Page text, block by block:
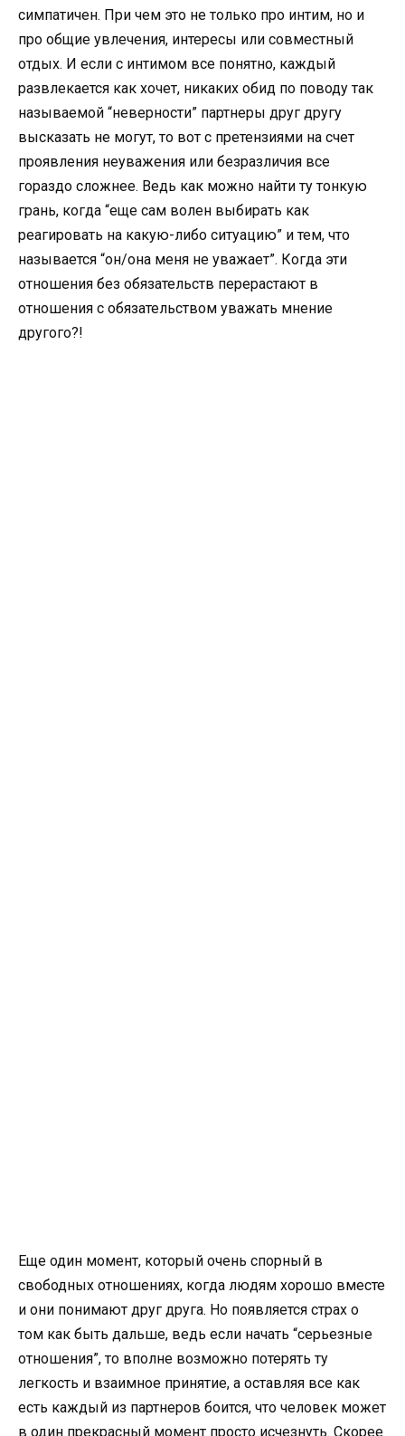
симпатичен. При чем это не только про интим, но и
про общие увлечения, интересы или совместный
отдых. И если с интимом все понятно, каждый
развлекается как хочет, никаких обид по поводу так
называемой “неверности” партнеры друг другу
высказать не могут, то вот с претензиями на счет
проявления неуважения или безразличия все
гораздо сложнее. Ведь как можно найти ту тонкую
грань, когда “еще сам волен выбирать как
реагировать на какую-либо ситуацию” и тем, что
называется “он/она меня не уважает”. Когда эти
отношения без обязательств перерастают в
отношения с обязательством уважать мнение
другого?!
Еще один момент, который очень спорный в
свободных отношениях, когда людям хорошо вместе
и они понимают друг друга. Но появляется страх о
том как быть дальше, ведь если начать “серьезные
отношения”, то вполне возможно потерять ту
легкость и взаимное принятие, а оставляя все как
есть каждый из партнеров боится, что человек может
в один прекрасный момент просто исчезнуть. Скорее